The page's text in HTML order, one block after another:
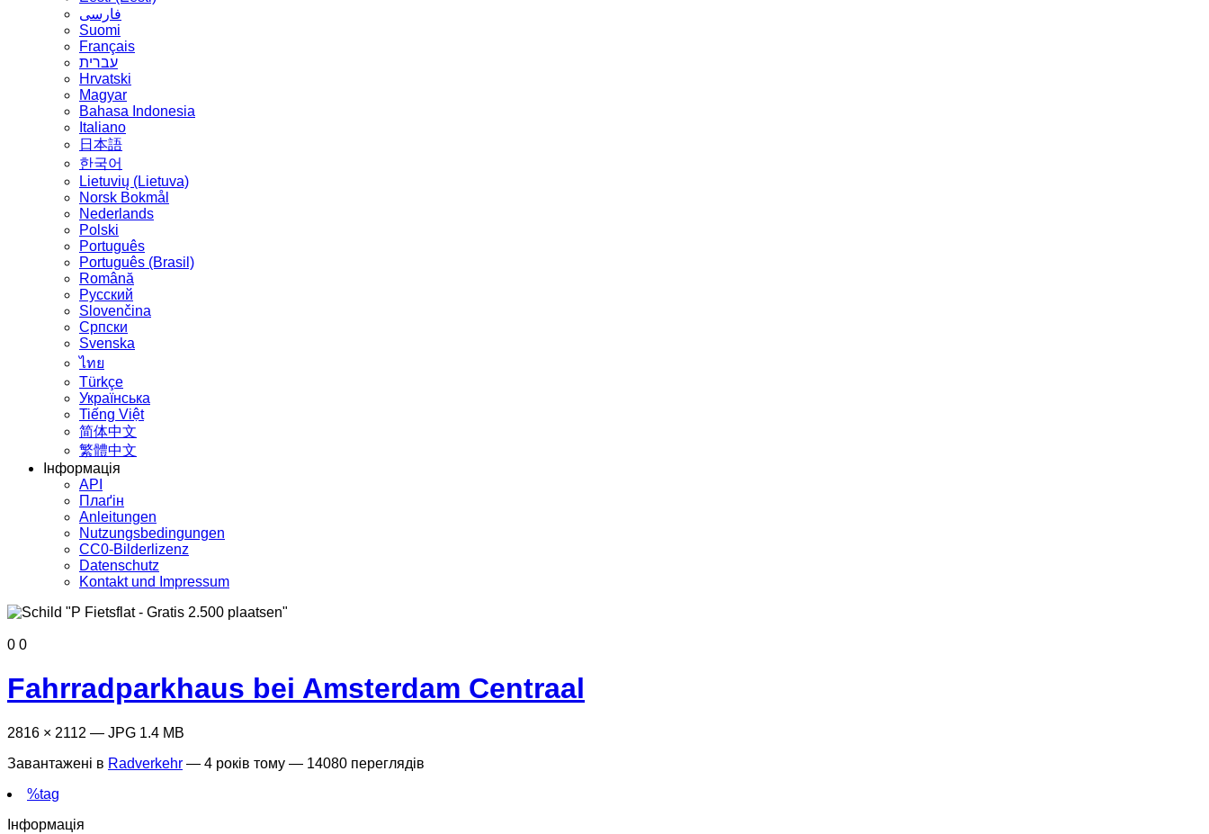
فارسی
Suomi
Français
עברית
Hrvatski
Magyar
Bahasa Indonesia
Italiano
日本語
한국어
Lietuvių (Lietuva)
‪Norsk Bokmål‬
Nederlands
Polski
Português
Português (Brasil)
Română
Русский
Slovenčina
Српски
Svenska
ไทย
Türkçe
Українська
Tiếng Việt
简体中文
繁體中文
Інформація
API
Плаґін
Anleitungen
Nutzungsbedingungen
CC0-Bilderlizenz
Datenschutz
Kontakt und Impressum
0 0
Fahrradparkhaus bei Amsterdam Centraal
2816 × 2112 — JPG 1.4 MB
Завантажені в Radverkehr — 4 років тому — 14080 переглядів
%tag
Інформація